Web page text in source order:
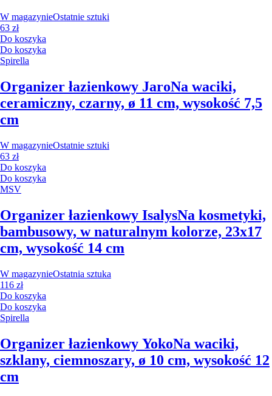
W magazynieOstatnie sztuki
63 zł
Do koszyka
Do koszyka
Spirella
Organizer łazienkowy JaroNa waciki,
ceramiczny, czarny, ø 11 cm, wysokość 7,5
cm
W magazynieOstatnie sztuki
63 zł
Do koszyka
Do koszyka
MSV
Organizer łazienkowy IsalysNa kosmetyki,
bambusowy, w naturalnym kolorze, 23x17
cm, wysokość 14 cm
W magazynieOstatnia sztuka
116 zł
Do koszyka
Do koszyka
Spirella
Organizer łazienkowy YokoNa waciki,
szklany, ciemnoszary, ø 10 cm, wysokość 12
cm